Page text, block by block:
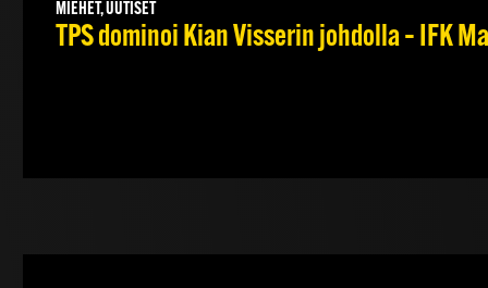
MIEHET, UUTISET
TPS dominoi Kian Visserin johdolla – IFK